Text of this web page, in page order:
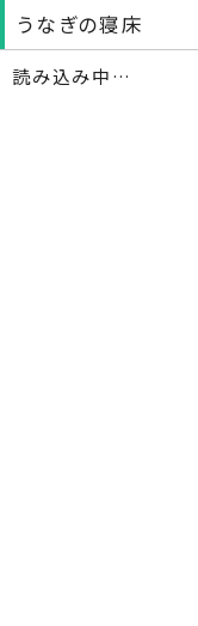
うなぎの寝床
読み込み中…